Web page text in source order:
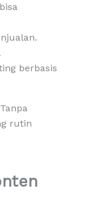
berbasis
rutin